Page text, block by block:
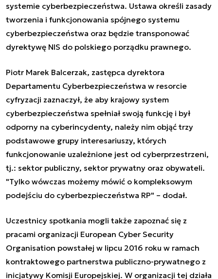
systemie cyberbezpieczeństwa. Ustawa określi zasady
tworzenia i funkcjonowania spójnego systemu
cyberbezpieczeństwa oraz będzie transponować
dyrektywę NIS do polskiego porządku prawnego.
Piotr Marek Balcerzak, zastępca dyrektora
Departamentu Cyberbezpieczeństwa w resorcie
cyfryzacji zaznaczył, że aby krajowy system
cyberbezpieczeństwa spełniał swoją funkcję i był
odporny na cyberincydenty, należy nim objąć trzy
podstawowe grupy interesariuszy, których
funkcjonowanie uzależnione jest od cyberprzestrzeni,
tj.: sektor publiczny, sektor prywatny oraz obywateli.
"Tylko wówczas możemy mówić o kompleksowym
podejściu do cyberbezpieczeństwa RP" – dodał.
Uczestnicy spotkania mogli także zapoznać się z
pracami organizacji European Cyber Security
Organisation powstałej w lipcu 2016 roku w ramach
kontraktowego partnerstwa publiczno-prywatnego z
inicjatywy Komisji Europejskiej. W organizacji tej działa